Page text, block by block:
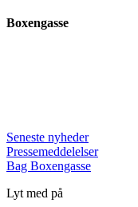
Boxengasse
Seneste nyheder
Pressemeddelelser
Bag Boxengasse
Lyt med på